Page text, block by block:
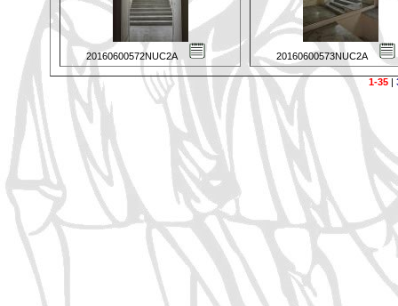
20160600572NUC2A 20160600573NUC2A
1-35|